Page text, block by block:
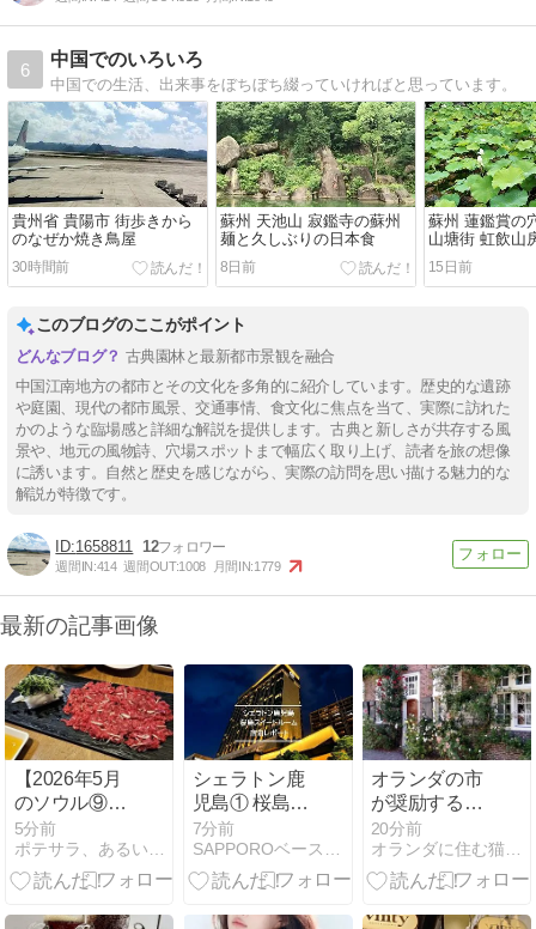
6
中国でのいろいろ
中国での生活、出来事をぼちぼち綴っていければと思っています。
貴州省 貴陽市 街歩きから
のなぜか焼き鳥屋
30時間前
蘇州 天池山 寂鑑寺の蘇州
麺と久しぶりの日本食
8日前
蘇州 蓮鑑賞の
山塘街 虹飲山
15日前
このブログのここがポイント
古典園林と最新都市景観を融合
中国江南地方の都市とその文化を多角的に紹介しています。歴史的な遺跡
や庭園、現代の都市風景、交通事情、食文化に焦点を当て、実際に訪れた
かのような臨場感と詳細な解説を提供します。古典と新しさが共存する風
景や、地元の風物詩、穴場スポットまで幅広く取り上げ、読者を旅の想像
に誘います。自然と歴史を感じながら、実際の訪問を思い描ける魅力的な
解説が特徴です。
1658811 12
週間IN:414 週間OUT:1008 月間IN:1779
最新の記事画像
【2026年5月
のソウル⑨】
望遠洞「ユッ
ケ by ユシン」
で絶品ユッケ
5分前
シェラトン鹿
児島① 桜島ス
イートとデラ
ックスルーム
の宿泊レポー
7分前
オランダの市
が奨励する
「街の緑化推
進」☆花壇作
ってみた
20分前
オランダに住む猫シャルルの日記